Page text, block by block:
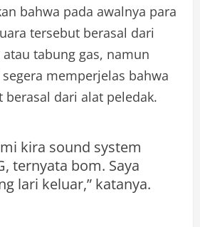
bahwa pada awalnya para
tersebut berasal dari
tabung gas, namun
memperjelas bahwa
berasal dari alat peledak.
kira sound system
ternyata bom. Saya
lari keluar,” katanya.